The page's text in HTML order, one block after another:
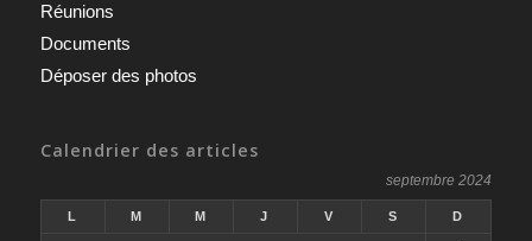
Réunions
Documents
Déposer des photos
Calendrier des articles
septembre 2024
L M M J V S D